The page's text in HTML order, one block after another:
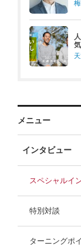
メニュー
インタビュー
スペシャルイ
特別対談
ターニングポ